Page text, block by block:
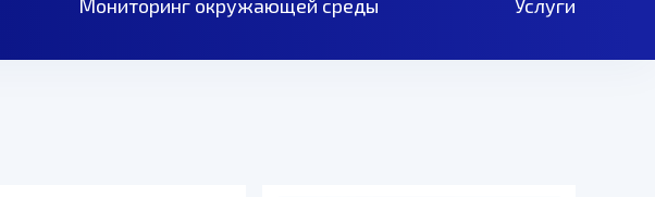
Мониторинг окружающей среды Услуги